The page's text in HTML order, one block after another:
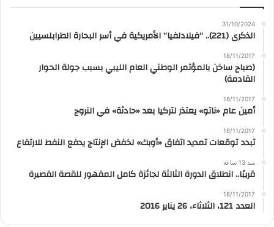
31/10/2024
الذكرى (221).. “فيلادلفيا” الأمريكية في أسر البحارة الطرابلسيين
18/11/2017
(صباح ساخن بالمؤتمر الوطني العام الليبي بسبب جولة الحوار
القادمة)
18/11/2017
أمين عام «ناتو» يعتذر لتركيا بعد «حادثة» في النروج
18/11/2017
تبدد توقعات تمديد اتفاق «أوبك» لخفض الإنتاج يدفع النفط للارتفاع
منذ 13 ساعة
قريبًا.. انطلاق الدورة الثالثة لجائزة كامل المقهور للقصة القصيرة
18/11/2017
العدد 121، الثلاثاء، 26 يناير 2016